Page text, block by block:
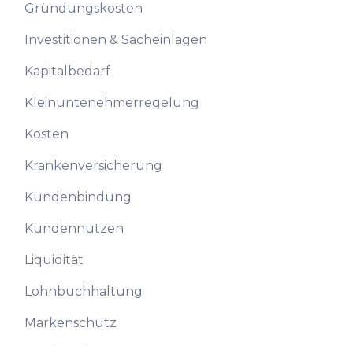
Gründungskosten
Investitionen & Sacheinlagen
Kapitalbedarf
Kleinuntenehmerregelung
Kosten
Krankenversicherung
Kundenbindung
Kundennutzen
Liquidität
Lohnbuchhaltung
Markenschutz